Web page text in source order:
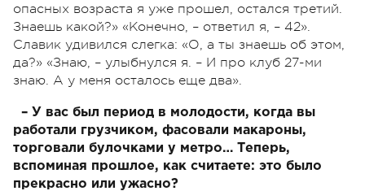
опасных возраста я уже прошел, остался третий.
Знаешь какой?» «Конечно, – ответил я, – 42».
Славик удивился слегка: «О, а ты знаешь об этом,
да?» «Знаю, – улыбнулся я. – И про клуб 27-ми
знаю. А у меня осталось еще два».
– У вас был период в молодости, когда вы
работали грузчиком, фасовали макароны,
торговали булочками у метро… Теперь,
вспоминая прошлое, как считаете: это было
прекрасно или ужасно?